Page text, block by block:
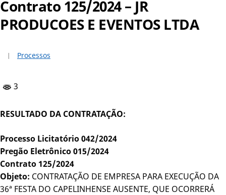
Contrato 125/2024 – JR
PRODUCOES E EVENTOS LTDA
Processos
3
RESULTADO DA CONTRATAÇÃO:
Processo Licitatório 042/2024
Pregão Eletrônico 015/2024
Contrato 125/2024
Objeto: CONTRATAÇÃO DE EMPRESA PARA EXECUÇÃO DA
36ª FESTA DO CAPELINHENSE AUSENTE, QUE OCORRERÁ